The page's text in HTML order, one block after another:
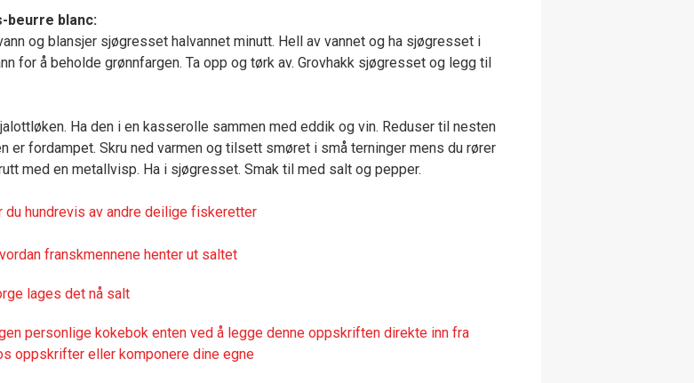
beurre blanc:
og blansjer sjøgresset halvannet minutt. Hell av vannet og ha sjøgresset i
for å beholde grønnfargen. Ta opp og tørk av. Grovhakk sjøgresset og legg til
Ha den i en kasserolle sammen med eddik og vin. Reduser til nesten
er fordampet. Skru ned varmen og tilsett smøret i små terninger mens du rører
med en metallvisp. Ha i sjøgresset. Smak til med salt og pepper.
du hundrevis av andre deilige fiskeretter
franskmennene henter ut saltet
lages det nå salt
personlige kokebok enten ved å legge denne oppskriften direkte inn fra
oppskrifter eller komponere dine egne